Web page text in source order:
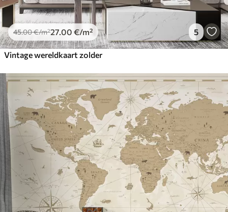
45.00€/m²27.00 €/m² 5
Vintage wereldkaart zolder